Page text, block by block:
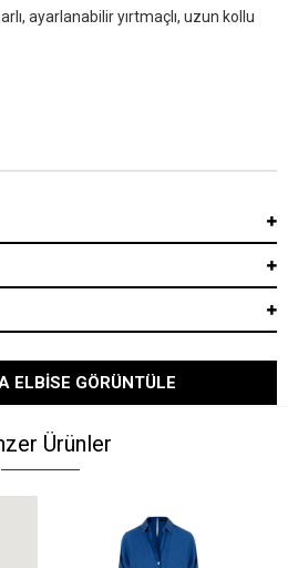
ayarlanabilir yırtmaçlı, uzun kollu
ELBISE GÖRÜNTÜLE
Ürünler